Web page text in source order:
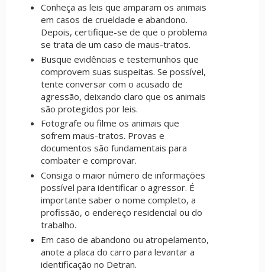
Conheça as leis que amparam os animais
em casos de crueldade e abandono.
Depois, certifique-se de que o problema
se trata de um caso de maus-tratos.
Busque evidências e testemunhos que
comprovem suas suspeitas. Se possível,
tente conversar com o acusado de
agressão, deixando claro que os animais
são protegidos por leis.
Fotografe ou filme os animais que
sofrem maus-tratos. Provas e
documentos são fundamentais para
combater e comprovar.
Consiga o maior número de informações
possível para identificar o agressor. É
importante saber o nome completo, a
profissão, o endereço residencial ou do
trabalho.
Em caso de abandono ou atropelamento,
anote a placa do carro para levantar a
identificação no Detran.